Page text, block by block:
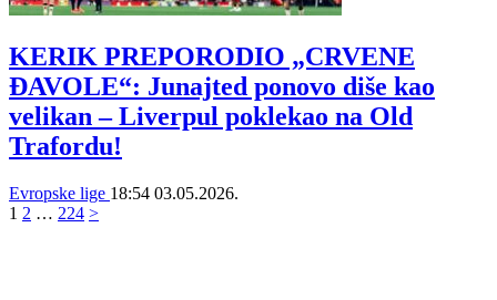
KERIK PREPORODIO „CRVENE
ĐAVOLE“: Junajted ponovo diše kao
velikan – Liverpul poklekao na Old
Trafordu!
Evropske lige 18:54 03.05.2026.
1 2 … 224 >